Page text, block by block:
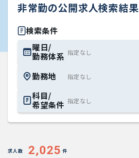
定期非常勤の求人
特集から探す
エージェントサービス
エージェントサービスTOP
キャリアアドバイザー紹介
非常勤の公開求人検索結果
検索条件
曜日/
勤務体系
勤務地
科目/
希望条件
求人数 2,025 件